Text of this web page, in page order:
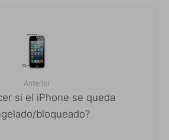
Anterior
si el iPhone se queda
bloqueado?